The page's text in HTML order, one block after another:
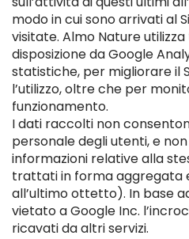
modo in cui sono arrivati al
visitate. Almo Nature
disposizione da Google
statistiche, per migliorare il
l’utilizzo, oltre che per
funzionamento.
I dati raccolti non
personale degli utenti, e
informazioni relative alla
trattati in forma aggregata
all’ultimo ottetto). In base
vietato a Google Inc.
ricavati da altri servizi.